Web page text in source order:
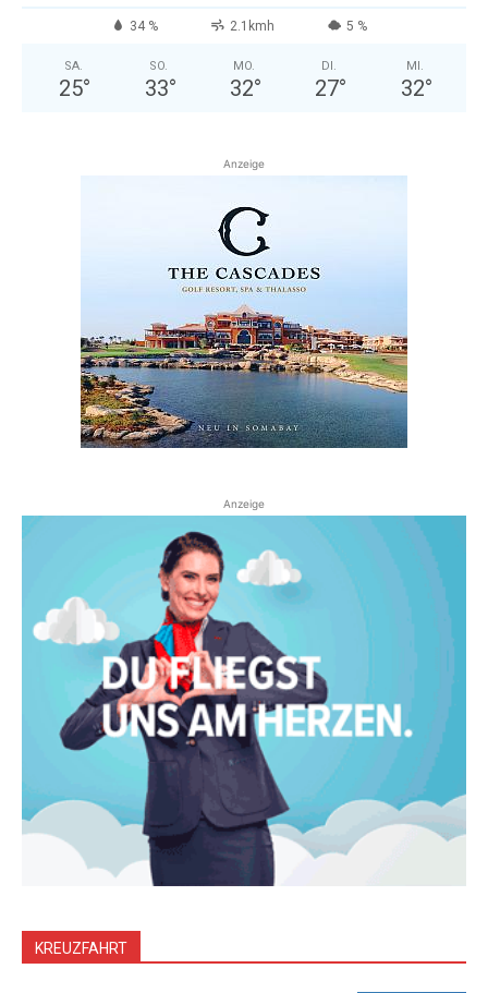
34 % 2.1kmh 5 %
SA.
25°
SO.
33°
MO.
32°
DI.
27°
MI.
32°
Anzeige
Anzeige
KREUZFAHRT